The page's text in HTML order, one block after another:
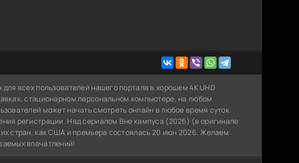
всех пользователей нашего портала в хорошем 4K UHD
стационарном персональном компьютере, на любом
может начать смотреть онлайн в любое время суток
регистрации. Над сериалом Вне кампуса (2026) (в оригинале
стран, как США и премьера состоялась 20 июн 2026. Желаем
впечатлений!